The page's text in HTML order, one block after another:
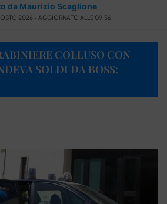
da Maurizio Scaglione
2026 - AGGIORNATO ALLE 09:36
COLLUSO CON
SOLDI DA BOSS: